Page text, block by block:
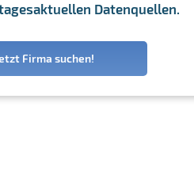
Datenquellen.
Firma suchen!